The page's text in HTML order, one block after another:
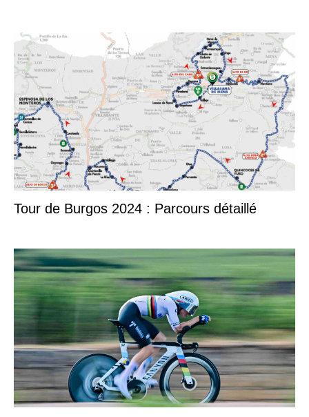
Tour de Burgos 2024 : Parcours détaillé